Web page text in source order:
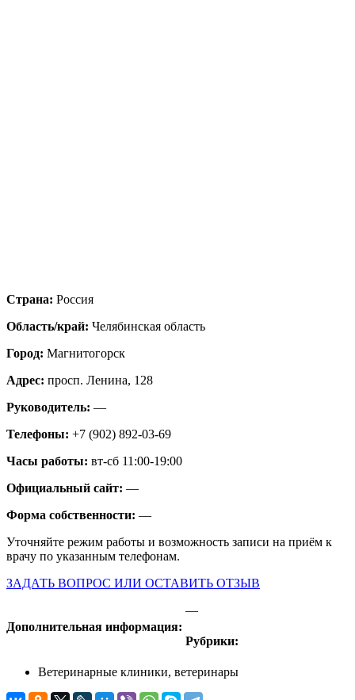
Страна: Россия
Область/край: Челябинская область
Город: Магнитогорск
Адрес: просп. Ленина, 128
Руководитель: —
Телефоны: +7 (902) 892-03-69
Часы работы: вт-сб 11:00-19:00
Официальный сайт: —
Форма собственности: —
Уточняйте режим работы и возможность записи на приём к
врачу по указанным телефонам.
ЗАДАТЬ ВОПРОС ИЛИ ОСТАВИТЬ ОТЗЫВ
Дополнительная информация:
—
Рубрики:
Ветеринарные клиники, ветеринары